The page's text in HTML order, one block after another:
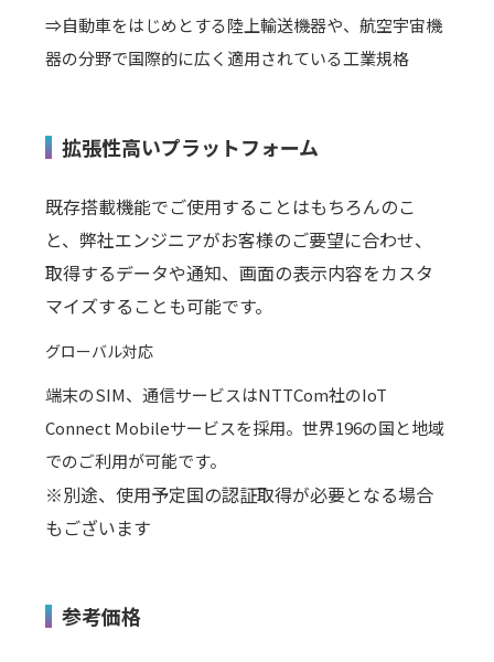
⇒自動車をはじめとする陸上輸送機器や、航空宇宙機
器の分野で国際的に広く適用されている工業規格
拡張性高いプラットフォーム
既存搭載機能でご使用することはもちろんのこ
と、弊社エンジニアがお客様のご要望に合わせ、
取得するデータや通知、画面の表示内容をカスタ
マイズすることも可能です。
グローバル対応
端末のSIM、通信サービスはNTTCom社のIoT
Connect Mobileサービスを採用。世界196の国と地域
でのご利用が可能です。
※別途、使用予定国の認証取得が必要となる場合
もございます
参考価格